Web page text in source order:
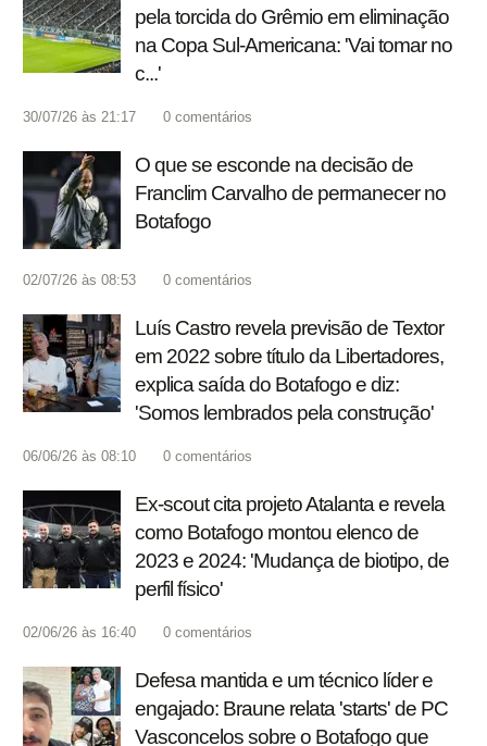
pela torcida do Grêmio em eliminação
na Copa Sul-Americana: 'Vai tomar no
c...'
30/07/26 às 21:17 0 comentários
O que se esconde na decisão de
Franclim Carvalho de permanecer no
Botafogo
02/07/26 às 08:53 0 comentários
Luís Castro revela previsão de Textor
em 2022 sobre título da Libertadores,
explica saída do Botafogo e diz:
'Somos lembrados pela construção'
06/06/26 às 08:10 0 comentários
Ex-scout cita projeto Atalanta e revela
como Botafogo montou elenco de
2023 e 2024: 'Mudança de biotipo, de
perfil físico'
02/06/26 às 16:40 0 comentários
Defesa mantida e um técnico líder e
engajado: Braune relata 'starts' de PC
Vasconcelos sobre o Botafogo que